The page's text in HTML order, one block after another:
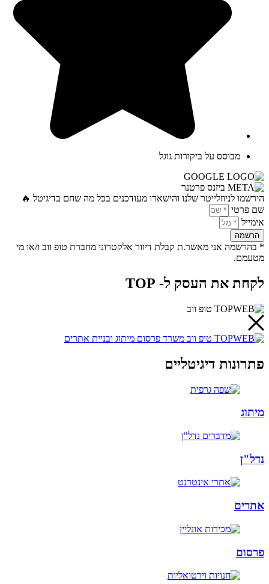
מבוסס על ביקורות גוגל
הירשמו לניוזלייטר שלנו והישארו מעודכנים בכל מה שחם בדיגיטל 🔥
שם פרטי
אימייל
הרשמה
* בהרשמה אני מאשר.ת קבלת דיוור אלקטרוני מחברת טופ ווב ו/או מי
מטעמם.
לקחת את העסק ל- TOP
פתרונות דיגיטליים
מיתוג
נדל"ן
אתרים
פרסום